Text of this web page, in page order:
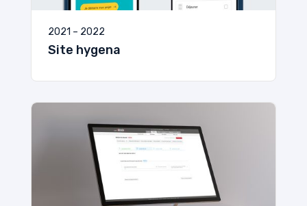
2021 – 2022
Site hygena